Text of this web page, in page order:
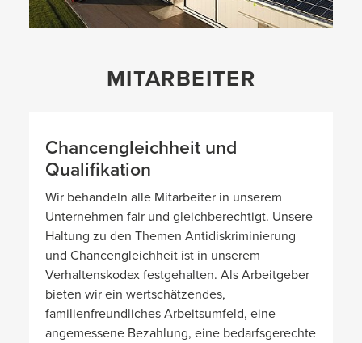
MITARBEITER
Chancengleichheit und
Qualifikation
Wir behandeln alle Mitarbeiter in unserem
Unternehmen fair und gleichberechtigt. Unsere
Haltung zu den Themen Antidiskriminierung
und Chancengleichheit ist in unserem
Verhaltenskodex festgehalten. Als Arbeitgeber
bieten wir ein wertschätzendes,
familienfreundliches Arbeitsumfeld, eine
angemessene Bezahlung, eine bedarfsgerechte